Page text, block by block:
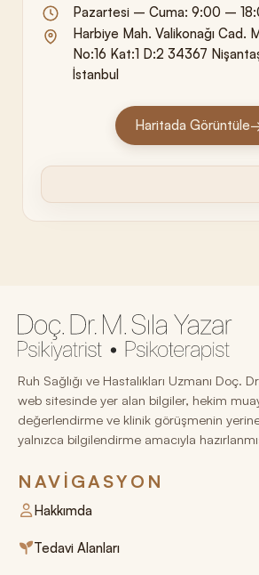
Pazartesi – Cuma: 9:00 –
Harbiye Mah. Valikonağı Cad.
No:16 Kat:1 D:2 34367
İstanbul
Haritada Görüntüle
Ruh Sağlığı ve Hastalıkları Uzmanı Doç.
web sitesinde yer alan bilgiler, hekim
değerlendirme ve klinik görüşmenin
yalnızca bilgilendirme amacıyla
NAVIGASYON
Hakkımda
Tedavi Alanları